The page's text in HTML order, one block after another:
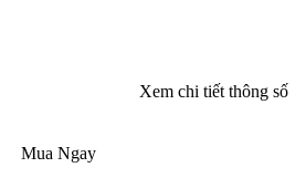
SỬ DỤNG, RẺ NHẤT
Xem chi tiết thông số
Mua Ngay